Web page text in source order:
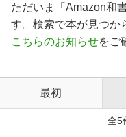
ただいま「Amazon和
す。検索で本が見つか
こちらのお知らせをご
最初
全5